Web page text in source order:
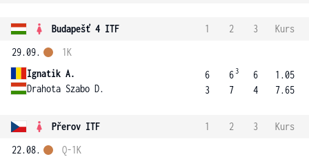
Budapešť 4 ITF 1 2 3
Kurs
29.09.
Ignatik A.
Drahota Szabo D.
1K
6
3
6 3
7
6
4
1.05
7.65
Přerov ITF 1 2 3
Kurs
22.08.
Q-1K